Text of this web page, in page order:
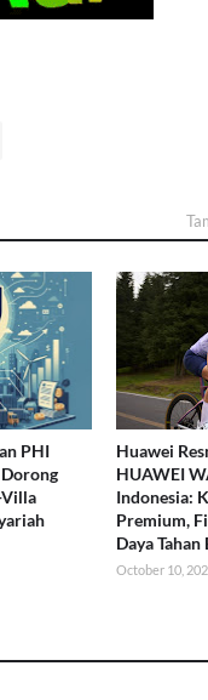
PHI
Villa
Huawei
HUAWEI
Indonesia:
Premium,
Daya
October 10,